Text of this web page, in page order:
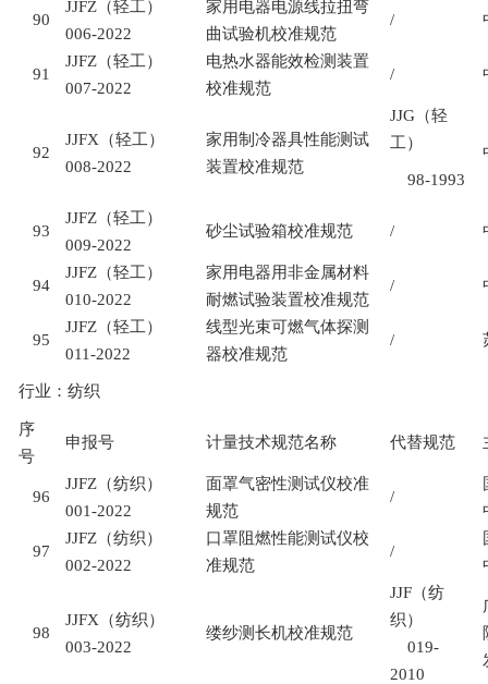
90
JJFZ （轻工）
006-2022
家用电器电源线拉扭弯
曲试验机校准规范
/
91
JJFZ （轻工）
007-2022
电热水器能效检测装置
校准规范
/
92
JJFX （轻工）
008-2022
家用制冷器具性能测试
装置校准规范
JJG （轻
工）
98-1993
93
JJFZ （轻工）
009-2022
砂尘试验箱校准规范 /
94
JJFZ （轻工）
010-2022
家用电器用非金属材料
耐燃试验装置校准规范
/
95
JJFZ （轻工）
011-2022
线型光束可燃气体探测
器校准规范
/
行业：纺织
序
号
申报号 计量技术规范名称 代替规范
96
JJFZ （纺织）
001-2022
面罩气密性测试仪校准
规范
/
97
JJFZ （纺织）
002-2022
口罩阻燃性能测试仪校
准规范
/
98
JJFX （纺织）
003-2022
缕纱测长机校准规范
JJF （纺
织）
019-
2010